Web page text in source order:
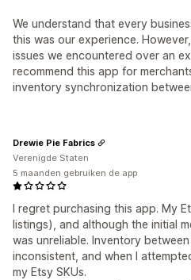
We understand that every
this was our experience.
issues we encountered over an
recommend this app for
inventory synchronization
I regret purchasing this app. My
listings), and although the initial
was unreliable. Inventory
inconsistent, and when I
my Etsy SKUs.
Drewie Pie Fabrics
Verenigde Staten
5 maanden gebruiken de app